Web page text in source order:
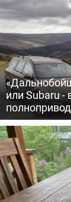
или Subaru